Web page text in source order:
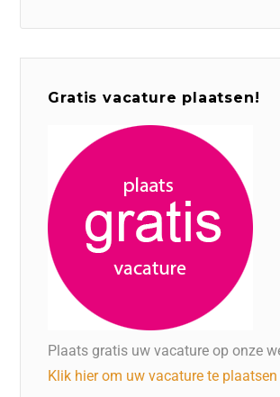
Gratis vacature plaatsen!
Plaats gratis uw vacature op onze
Klik hier om uw vacature te plaatsen